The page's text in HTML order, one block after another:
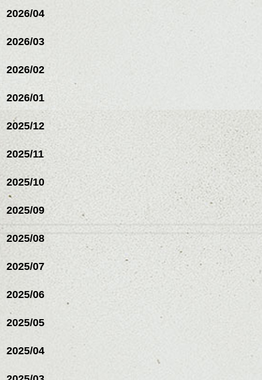
2026/04
2026/03
2026/02
2026/01
2025/12
2025/11
2025/10
2025/09
2025/08
2025/07
2025/06
2025/05
2025/04